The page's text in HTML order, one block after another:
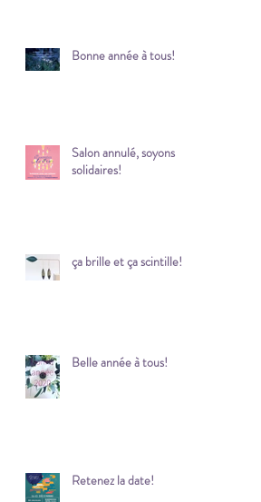
Bonne année à tous!
Salon annulé, soyons
solidaires!
ça brille et ça scintille!
Belle année à tous!
Retenez la date!